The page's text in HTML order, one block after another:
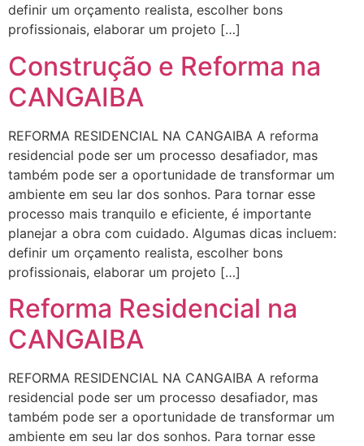
definir um orçamento realista, escolher bons
profissionais, elaborar um projeto […]
Construção e Reforma na
CANGAIBA
REFORMA RESIDENCIAL NA CANGAIBA A reforma
residencial pode ser um processo desafiador, mas
também pode ser a oportunidade de transformar um
ambiente em seu lar dos sonhos. Para tornar esse
processo mais tranquilo e eficiente, é importante
planejar a obra com cuidado. Algumas dicas incluem:
definir um orçamento realista, escolher bons
profissionais, elaborar um projeto […]
Reforma Residencial na
CANGAIBA
REFORMA RESIDENCIAL NA CANGAIBA A reforma
residencial pode ser um processo desafiador, mas
também pode ser a oportunidade de transformar um
ambiente em seu lar dos sonhos. Para tornar esse